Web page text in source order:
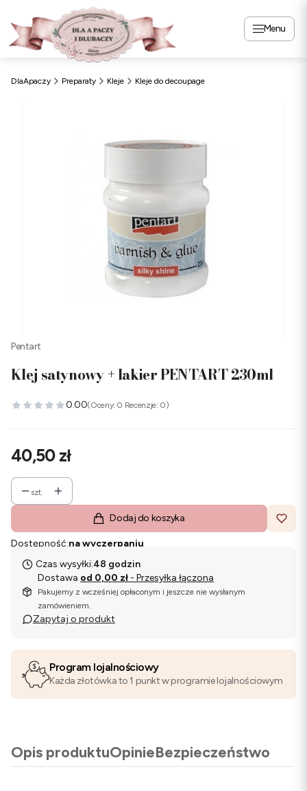
Menu
DlaApaczy Preparaty Kleje Kleje do decoupage
Pentart
Klej satynowy + lakier PENTART 230ml
0.00(Oceny: 0 Recenzje: 0)
Cena
40,50 zł
szt.
Dodaj do koszyka
Dostępność:na wyczerpaniu
Czas wysyłki:48 godzin
Dostawa od 0,00 zł - Przesyłka łączona
Pakujemy z wcześniej opłaconym i jeszcze nie wysłanym
zamówieniem.
Zapytaj o produkt
Program lojalnościowy
Każda złotówka to 1 punkt w programie lojalnościowym
Opis produktuOpinieBezpieczeństwo